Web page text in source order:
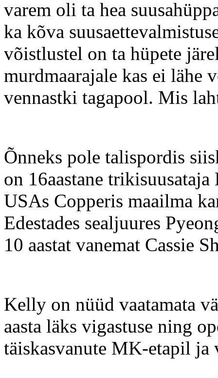
varem oli ta hea
ka kõva
võistlustel on ta hüpete
murdmaarajale kas ei lähe
vennastki tagapool. Mis
Õnneks pole talispordis
on 16aastane
USAs Copperis maailma
Edestades sealjuures
10 aastat vanemat Cassie
Kelly on nüüd vaatamata
aasta läks vigastuse ning
täiskasvanute MK-etapil